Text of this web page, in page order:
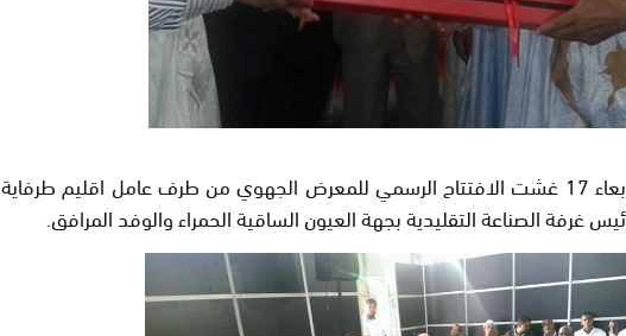
وقد عرف يوم امس الاربعاء 17 غشت الافتتاح الرسمي للمعرض الجهوي من طرف عامل اقليم طرفاية
غرفة الصناعة التقليدية بجهة العيون الساقية الحمراء والوفد المرافق.